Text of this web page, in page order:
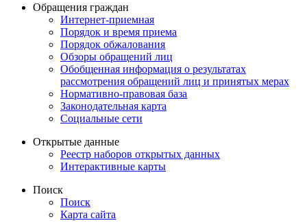
Обращения граждан
Интернет-приемная
Порядок и время приема
Порядок обжалования
Обзоры обращений лиц
Обобщенная информация о результатах
рассмотрения обращений лиц и принятых мерах
Нормативно-правовая база
Законодательная карта
Социальные сети
Открытые данные
Реестр наборов открытых данных
Интерактивные карты
Поиск
Поиск
Карта сайта